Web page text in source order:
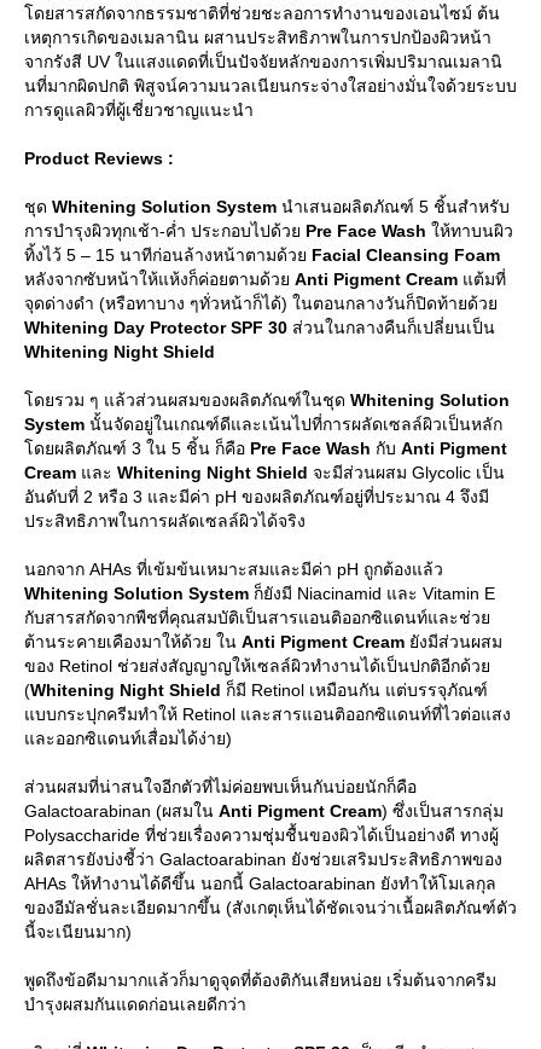
ดยสารสกัดจากธรรมชาติที่ช่วยชะลอการทำงานของเอนไซม์ ต้น
เหตุการเกิดของเมลานิน ผสานประสิทธิภาพในการปกป้องผิวหน้า
จากรังสี UV ในแสงแดดที่เป็นปัจจัยหลักของการเพิ่มปริมาณเมลานิ
นที่มากผิดปกติ พิสูจน์ความนวลเนียนกระจ่างใสอย่างมั่นใจด้วยระบบ
การดูแลผิวที่ผู้เชี่ยวชาญแนะนำ
Product Reviews :
ชุด Whitening Solution System นำเสนอผลิตภัณฑ์ 5 ชิ้นสำหรับ
การบำรุงผิวทุกเช้า-ค่ำ ประกอบไปด้ว Pre Face Wash ห้ทาบนผิว
ทิ้งไว้ 5 – 15 นาทีก่อนล้างหน้าตามด้ว Facial Cleansing Foam
หลังจากซับหน้าให้แห้งก็ค่อยตามด้ว Anti Pigment Cream ต้มที่
จุดด่างดำ (หรือทาบาง ๆทั่วหน้าก็ได้) ในตอนกลางวันก็ปิดท้ายด้ว
Whitening Day Protector SPF 30 ส่วนในกลางคืนก็เปลี่ยนเป็น
Whitening Night Shield
ดยรวม ๆ แล้วส่วนผสมของผลิตภัณฑ์ในชุด Whitening Solution
System นั้นจัดอยู่ในเกณฑ์ดีและเน้นไปที่การผลัดเซลล์ผิวเป็นหลัก
ดยผลิตภัณฑ์ 3 ใน 5 ชิ้น ก็คือ Pre Face Wash กับ Anti Pigment
Cream ละ Whitening Night Shield จะมีส่วนผสม Glycolic เป็น
อันดับที่ 2 หรือ 3 และมีค่า pH ของผลิตภัณฑ์อยู่ที่ประมาณ 4 จึงมี
ประสิทธิภาพในการผลัดเซลล์ผิวได้จริง
นอกจาก AHAs ที่เข้มข้นเหมาะสมและมีค่า pH ถูกต้องแล้ว
Whitening Solution System ก็ยังมี Niacinamid และ Vitamin E
กับสารสกัดจากพืชที่คุณสมบัติเป็นสารแอนติออกซิแดนท์และช่ว
ต้านระคายเคืองมาให้ด้วย ใน Anti Pigment Cream ังมีส่วนผสม
ของ Retinol ช่วยส่งสัญญาญให้เซลล์ผิวทำงานได้เป็นปกติอีกด้ว
(Whitening Night Shield ก็มี Retinol เหมือนกัน แต่บรรจุภัณฑ์
บบกระปุกครีมทำให้ Retinol และสารแอนติออกซิแดนท์ที่ไวต่อแสง
ละออกซิแดนท์เสื่อมได้ง่าย)
ส่วนผสมที่น่าสนใจอีกตัวที่ไม่ค่อยพบเห็นกันบ่อยนักก็คือ
Galactoarabinan (ผสมใน Anti Pigment Cream) ซึ่งเป็นสารกลุ่ม
Polysaccharide ที่ช่วยเรื่องความชุ่มชื้นของผิวได้เป็นอย่างดี ทางผู้
ผลิตสารยังบ่งชี้ว่า Galactoarabinan ยังช่วยเสริมประสิทธิภาพของ
AHAs ให้ทำงานได้ดีขึ้น นอกนี้ Galactoarabinan ยังทำให้โมเลกุล
ของอีมัลชั่นละเอียดมากขึ้น (สังเกตุเห็นได้ชัดเจนว่าเนื้อผลิตภัณฑ์ตัว
นี้จะเนียนมาก)
พูดถึงข้อดีมามากแล้วก็มาดูจุดที่ต้องติกันเสียหน่อย เริ่มต้นจากครีม
บำรุงผสมกันแดดก่อนเลยดีกว่า